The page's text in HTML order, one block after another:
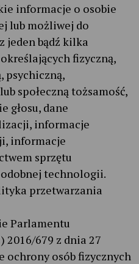
informacje o osobie
lub możliwej do
jeden bądź kilka
fizyczną,
psychiczną,
społeczną tożsamość,
głosu, dane
informacje
informacje
sprzętu
technologii.
przetwarzania
Parlamentu
2016/679 z dnia 27
ochrony osób fizycznych